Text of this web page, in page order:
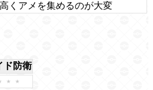
くアメを集めるのが大変
ド防衛